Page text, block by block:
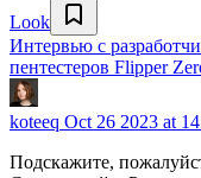
Look
Интервью с
пентестеров Flipper
koteeq Oct 26 2023 at
Подскажите,